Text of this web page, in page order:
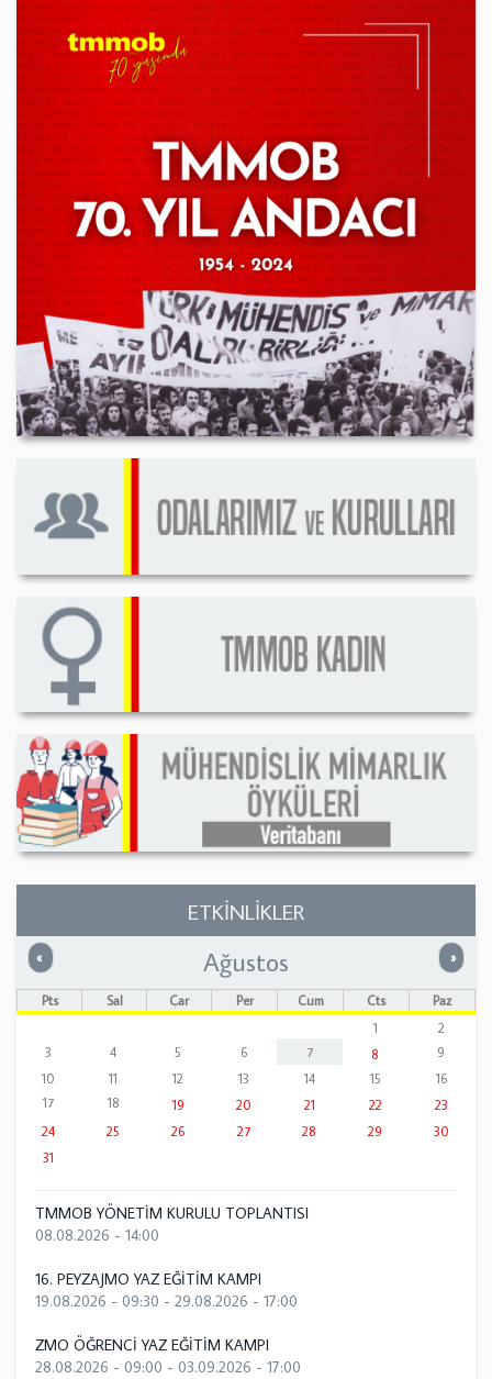
ETKİNLİKLER
« Önceki »
Ağustos
Pts Sal Çar Per Cum Cts
Paz
1
2
3
4 5 6 7 8
9
10
11 12 13 14 15
16
17
18 19 20 21 22
23
24
25 26 27 28 29
30
31
TMMOB YÖNETİM KURULU TOPLANTISI
08.08.2026 - 14:00
16. PEYZAJMO YAZ EĞİTİM KAMPI
19.08.2026 - 09:30 - 29.08.2026 - 17:00
ZMO ÖĞRENCİ YAZ EĞİTİM KAMPI
28.08.2026 - 09:00 - 03.09.2026 - 17:00